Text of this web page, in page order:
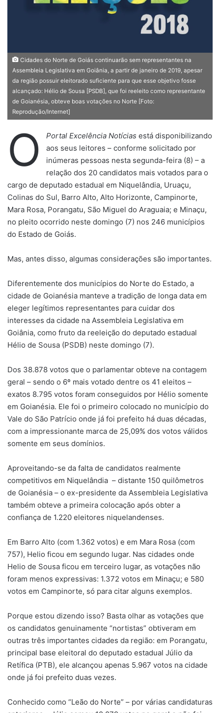
Cidades do Norte de Goiás continuarão sem representantes na
Assembleia Legislativa em Goiânia, a partir de janeiro de 2019, apesar
da região possuir eleitorado suficiente para que esse objetivo fosse
alcançado: Hélio de Sousa [PSDB], que foi reeleito como representante
de Goianésia, obteve boas votações no Norte [Foto:
Reprodução/Internet]
O Portal Excelência Notícias está disponibilizando
aos seus leitores – conforme solicitado por
inúmeras pessoas nesta segunda-feira (8) – a
relação dos 20 candidatos mais votados para o
cargo de deputado estadual em Niquelândia, Uruaçu,
Colinas do Sul, Barro Alto, Alto Horizonte, Campinorte,
Mara Rosa, Porangatu, São Miguel do Araguaia; e Minaçu,
no pleito ocorrido neste domingo (7) nos 246 municípios
do Estado de Goiás.
Mas, antes disso, algumas considerações são importantes.
Diferentemente dos municípios do Norte do Estado, a
cidade de Goianésia manteve a tradição de longa data em
eleger legítimos representantes para cuidar dos
interesses da cidade na Assembleia Legislativa em
Goiânia, como fruto da reeleição do deputado estadual
Hélio de Sousa (PSDB) neste domingo (7).
Dos 38.878 votos que o parlamentar obteve na contagem
geral – sendo o 6º mais votado dentre os 41 eleitos –
exatos 8.795 votos foram conseguidos por Hélio somente
em Goianésia. Ele foi o primeiro colocado no município do
Vale do São Patrício onde já foi prefeito há duas décadas,
com a impressionante marca de 25,09% dos votos válidos
somente em seus domínios.
Aproveitando-se da falta de candidatos realmente
competitivos em Niquelândia – distante 150 quilômetros
de Goianésia – o ex-presidente da Assembleia Legislativa
também obteve a primeira colocação após obter a
confiança de 1.220 eleitores niquelandenses.
Em Barro Alto (com 1.362 votos) e em Mara Rosa (com
757), Helio ficou em segundo lugar. Nas cidades onde
Helio de Sousa ficou em terceiro lugar, as votações não
foram menos expressivas: 1.372 votos em Minaçu; e 580
votos em Campinorte, só para citar alguns exemplos.
Porque estou dizendo isso? Basta olhar as votações que
os candidatos genuinamente “nortistas” obtiveram em
outras três importantes cidades da região: em Porangatu,
principal base eleitoral do deputado estadual Júlio da
Retífica (PTB), ele alcançou apenas 5.967 votos na cidade
onde já foi prefeito duas vezes.
Conhecido como “Leão do Norte” – por várias candidaturas